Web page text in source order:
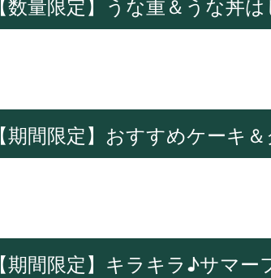
【期間限定】おすすめケーキ
【期間限定】キラキラ♪サマー